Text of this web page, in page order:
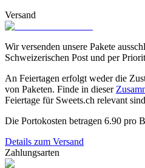
Versand
Wir versenden unsere Pakete
Schweizerischen Post und per
An Feiertagen erfolgt weder die
von Paketen. Finde in dieser
Feiertage für Sweets.ch relevant
Die Portokosten betragen 6.90 pro
Details zum Versand
Zahlungsarten